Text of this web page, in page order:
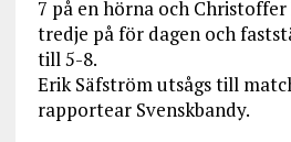
7 på en hörna och
tredje på för dagen och
till 5-8.
Erik Säfström utsågs till
rapportear Svenskbandy.